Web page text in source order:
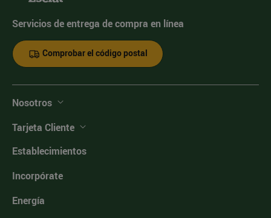
Servicios de entrega de compra en línea
Comprobar el código postal
Nosotros
Tarjeta Cliente
Establecimientos
Incorpórate
Energía